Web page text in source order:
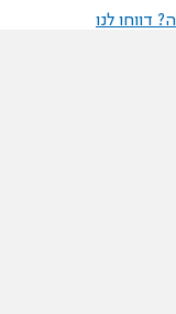
דווחו לנו